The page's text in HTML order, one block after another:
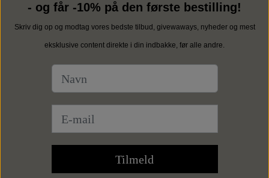
- og får -10% på den første bestilling!
Skriv dig op og modtag vores bedste tilbud, givewaways, nyheder og mest
eksklusive content direkte i din indbakke, før alle andre.
Tilmeld